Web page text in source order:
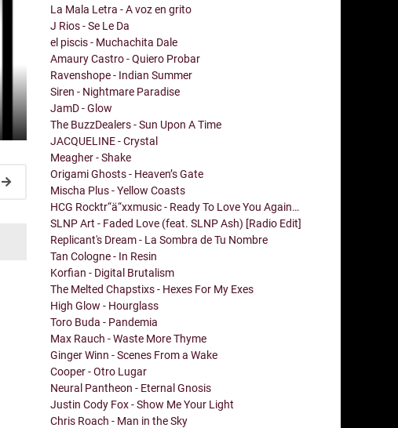
La Mala Letra - A voz en grito
J Rios - Se Le Da
el piscis - Muchachita Dale
Amaury Castro - Quiero Probar
Ravenshope - Indian Summer
Siren - Nightmare Paradise
JamD - Glow
The BuzzDealers - Sun Upon A Time
JACQUELINE - Crystal
Meagher - Shake
Origami Ghosts - Heaven’s Gate
Mischa Plus - Yellow Coasts
HCG Rocktr“ä“xxmusic - Ready To Love You Again…
SLNP Art - Faded Love (feat. SLNP Ash) [Radio Edit]
Replicant's Dream - La Sombra de Tu Nombre
Tan Cologne - In Resin
Korfian - Digital Brutalism
The Melted Chapstixs - Hexes For My Exes
High Glow - Hourglass
Toro Buda - Pandemia
Max Rauch - Waste More Thyme
Ginger Winn - Scenes From a Wake
Cooper - Otro Lugar
Neural Pantheon - Eternal Gnosis
Justin Cody Fox - Show Me Your Light
Chris Roach - Man in the Sky